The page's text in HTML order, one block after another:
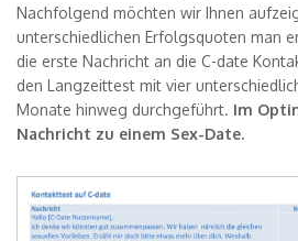
Nachfolgend möchten wir Ihnen
unterschiedlichen Erfolgsquoten man
die erste Nachricht an die C-date
den Langzeittest mit vier
Monate hinweg durchgeführt. Im
Nachricht zu einem Sex-Date.